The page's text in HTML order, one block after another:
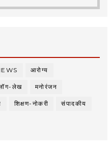
आरोग्य
लेख मनोरंजन
शिक्षण-नोकरी संपादकीय